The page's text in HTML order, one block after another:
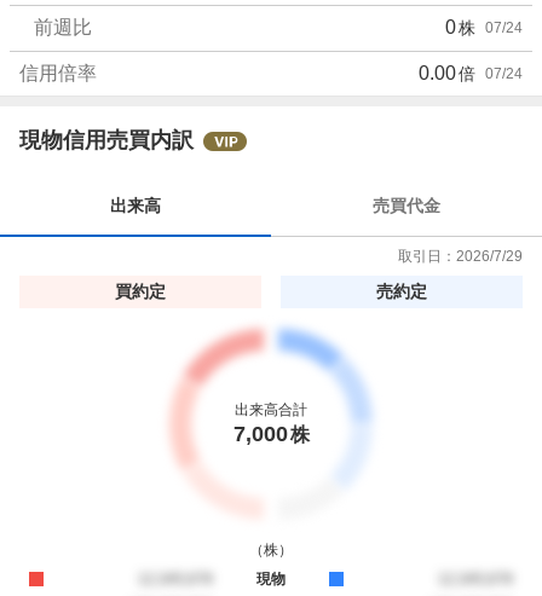
前週比 0株 07/24
信用倍率 0.00倍 07/24
現物信用売買内訳
出来高 売買代金
取引日： 2026/7/29
買約定 売約定
出来高合計
7,000株
（株）
現物